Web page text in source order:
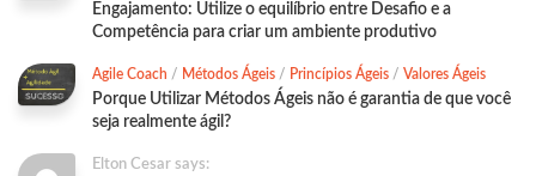
Engajamento: Utilize o equilíbrio entre Desafio e a
Competência para criar um ambiente produtivo
Agile Coach / Métodos Ágeis / Princípios Ágeis / Valores Ágeis
Porque Utilizar Métodos Ágeis não é garantia de que você
seja realmente ágil?
Elton Cesar says: